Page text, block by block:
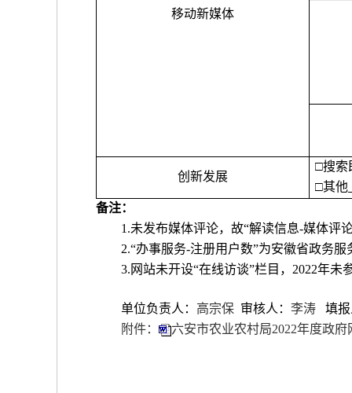
移动新媒体
创新发展
□搜索
□其他
备注：
1.未发布媒体评论，故“解读信息-媒体评
2.“办事服务-注册用户数”为安徽省政务
3.网站未开设“在线访谈”栏目，2022年未
单位负责人： 高宗保 审核人 ： 李涛
填
附件：
六安市农业农村局2022年度政府